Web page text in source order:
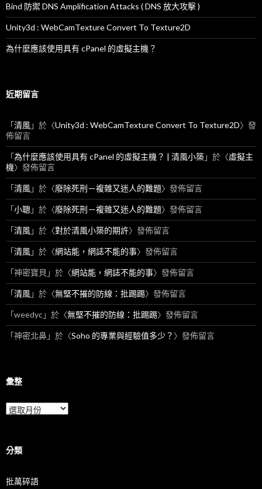
Bind 防禦 DNS Amplification Attacks ( DNS 放大攻擊 )
Unity3d : WebCamTexture Convert To Texture2D
為什麼應該使用具有 cPanel 的虛擬主機？
近期留言
「清風 」於〈Unity3d : WebCamTexture Convert To Texture2D〉發
佈留言
「為什麼應該使用具有 cPanel 的虛擬主機？ | 清風小築」於〈虛擬主
機〉發佈留言
「清風 」於〈廢除死刑－複雜又迷人的難題〉發佈留言
「小聰 」於〈廢除死刑－複雜又迷人的難題〉發佈留言
「清風 」於〈對於清風小築的期許〉發佈留言
「清風 」於〈網站能，網誌不能的事〉發佈留言
「神密寶貝 」於〈網站能，網誌不能的事〉發佈留言
「清風 」於〈無堅不摧的防線：批踢踢〉發佈留言
「weedyc」於〈無堅不摧的防線：批踢踢〉發佈留言
「神密北鼻」於〈Soho 的專業與經驗值多少？ 〉發佈留言
彙整
彙
整
分類
批萬碎語